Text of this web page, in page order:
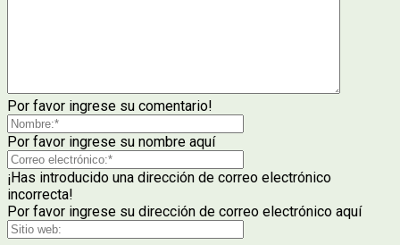
Por favor ingrese su comentario!
Por favor ingrese su nombre aquí
¡Has introducido una dirección de correo electrónico
incorrecta!
Por favor ingrese su dirección de correo electrónico aquí